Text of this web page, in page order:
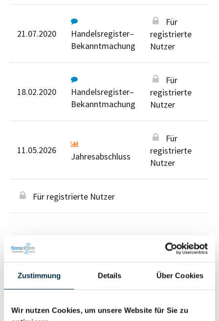
Zustimmung Details Über Cookies
Wir nutzen Cookies, um unsere Website für Sie zu
21.07.2020
Handelsregister–
Bekanntmachung
Für
registrierte
Nutzer
18.02.2020
Handelsregister–
Bekanntmachung
Für
registrierte
Nutzer
11.05.2026
Jahresabschluss
Für
registrierte
Nutzer
Für registrierte Nutzer
Personen im Unternehmen
Geschäftsführer (2)
Für registrierte